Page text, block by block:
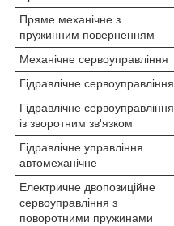
Пряме механічне з
пружинним поверненням
Механічне сервоуправління
Гідравлічне сервоуправління
Гідравлічне сервоуправління
із зворотним зв'язком
Гідравлічне управління
автомеханічне
Електричне двопозиційне
сервоуправління з
поворотними пружинами